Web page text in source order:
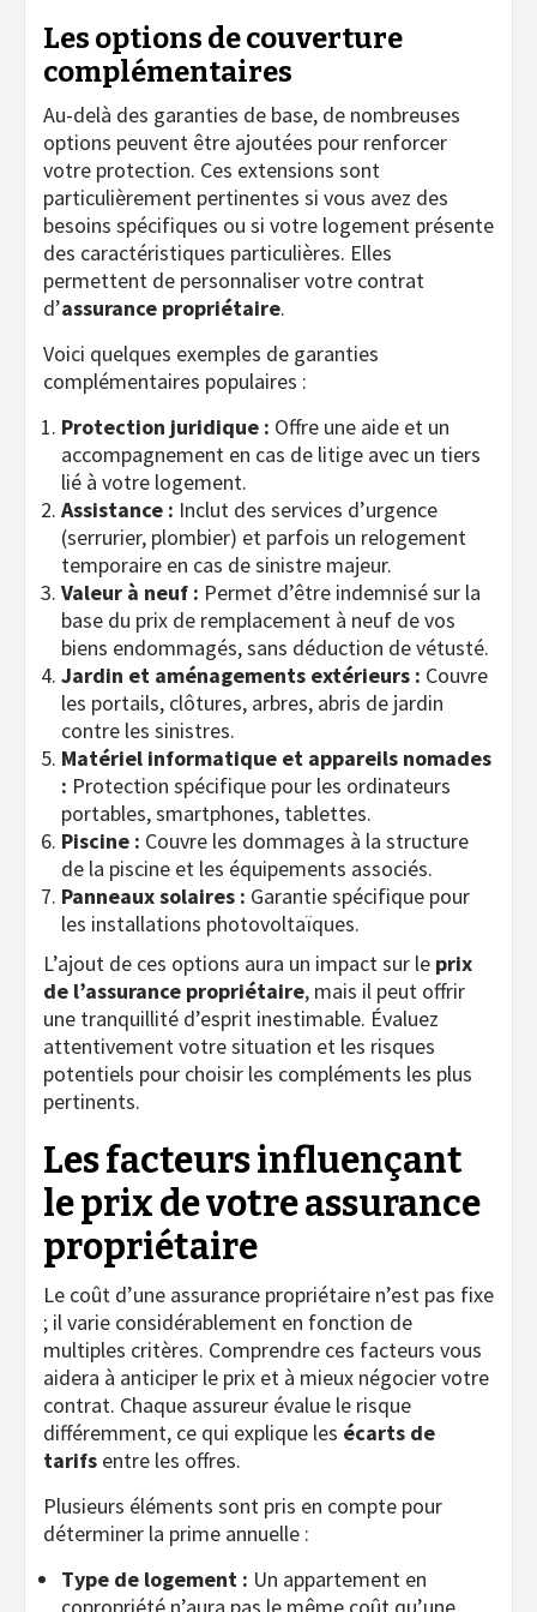
Les options de couverture
complémentaires
Au-delà des garanties de base, de nombreuses
options peuvent être ajoutées pour renforcer
votre protection. Ces extensions sont
particulièrement pertinentes si vous avez des
besoins spécifiques ou si votre logement présente
des caractéristiques particulières. Elles
permettent de personnaliser votre contrat
d’assurance propriétaire.
Voici quelques exemples de garanties
complémentaires populaires :
Protection juridique : Offre une aide et un
accompagnement en cas de litige avec un tiers
lié à votre logement.
Assistance : Inclut des services d’urgence
(serrurier, plombier) et parfois un relogement
temporaire en cas de sinistre majeur.
Valeur à neuf : Permet d’être indemnisé sur la
base du prix de remplacement à neuf de vos
biens endommagés, sans déduction de vétusté.
Jardin et aménagements extérieurs : Couvre
les portails, clôtures, arbres, abris de jardin
contre les sinistres.
Matériel informatique et appareils nomades
: Protection spécifique pour les ordinateurs
portables, smartphones, tablettes.
Piscine : Couvre les dommages à la structure
de la piscine et les équipements associés.
Panneaux solaires : Garantie spécifique pour
les installations photovoltaïques.
L’ajout de ces options aura un impact sur le prix
de l’assurance propriétaire, mais il peut offrir
une tranquillité d’esprit inestimable. Évaluez
attentivement votre situation et les risques
potentiels pour choisir les compléments les plus
pertinents.
Les facteurs influençant
le prix de votre assurance
propriétaire
Le coût d’une assurance propriétaire n’est pas fixe
; il varie considérablement en fonction de
multiples critères. Comprendre ces facteurs vous
aidera à anticiper le prix et à mieux négocier votre
contrat. Chaque assureur évalue le risque
différemment, ce qui explique les écarts de
tarifs entre les offres.
Plusieurs éléments sont pris en compte pour
déterminer la prime annuelle :
Type de logement : Un appartement en